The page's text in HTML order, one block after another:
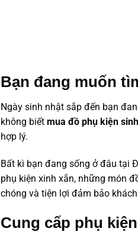
Bạn đang muốn
Ngày sinh nhật sắp đến bạn
không biết mua đồ phụ kiện
hợp lý.
Bất kì bạn đang sống ở đâu tại
phụ kiện xinh xắn, những món
chóng và tiện lợi đảm bảo
Cung cấp phụ